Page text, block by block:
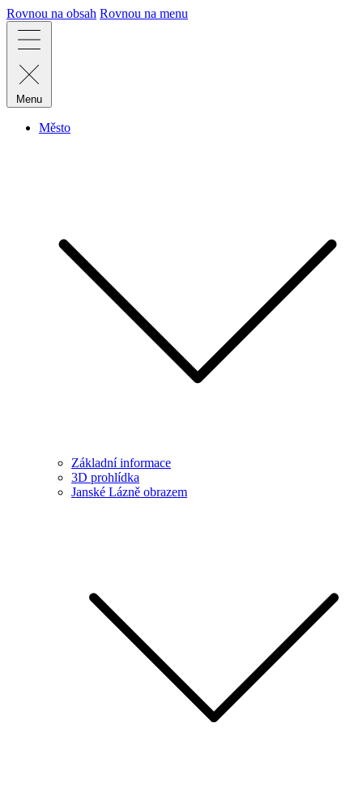
Rovnou na obsah Rovnou na menu
Menu
Město
Základní informace
3D prohlídka
Janské Lázně obrazem